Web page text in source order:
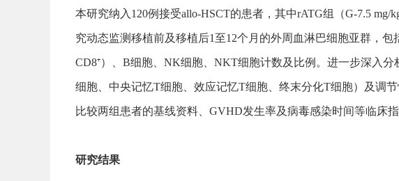
本研究纳入120例接受allo-HSCT的患者，其中rATG组（G-7.5 mg/
究动态监测移植前及移植后1至12个月的外周血淋巴细胞亚群，包
CD8⁺）、B细胞、NK细胞、NKT细胞计数及比例。进一步深入分
细胞、中央记忆T细胞、效应记忆T细胞、终末分化T细胞）及调
比较两组患者的基线资料、GVHD发生率及病毒感染时间等临床指
研究结果